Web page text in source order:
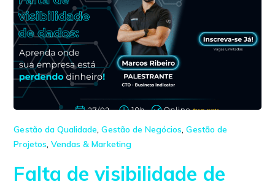
Gestão da Qualidade,Gestão de Negócios,Gestão de
Projetos, Vendas & Marketing
Falta de visibilidade de